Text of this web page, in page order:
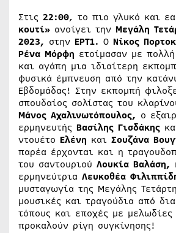
Στις 22:00, το πιο γλυκό και
κουτί» ανοίγει την Μεγάλη
2023, στην ΕΡΤ1. Ο Νίκος
Ρένα Μόρφη ετοίμασαν με
και αγάπη μια ιδιαίτερη
φυσικά έμπνευση από την
Εβδομάδας! Στην εκπομπή
σπουδαίος σολίστας του
Μάνος Αχαλινωτόπουλος, ο
ερμηνευτής Βασίλης Γισδάκης
ντουέτο Ελένη και Σουζάνα
παρέα έρχονται και η
του σαντουριού Λουκία Βαλάση,
ερμηνεύτρια Λευκοθέα
μυσταγωγία της Μεγάλης
μουσικές και τραγούδια από
τόπους και εποχές με
προκαλούν ρίγη συγκίνησης!